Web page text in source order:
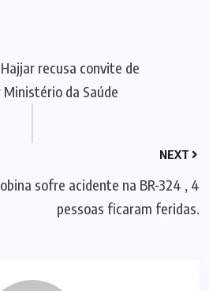
recusa convite de
da Saúde
NEXT
sofre acidente na BR-324 , 4
pessoas ficaram feridas.